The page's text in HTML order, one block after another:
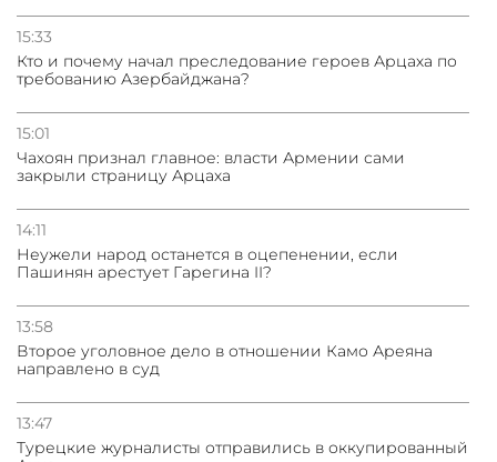
15:33
Кто и почему начал преследование героев Арцаха по
требованию Азербайджана?
15:01
Чахоян признал главное: власти Армении сами
закрыли страницу Арцаха
14:11
Неужели народ останется в оцепенении, если
Пашинян арестует Гарегина II?
13:58
Второе уголовное дело в отношении Камо Ареяна
направлено в суд
13:47
Турецкие журналисты отправились в оккупированный